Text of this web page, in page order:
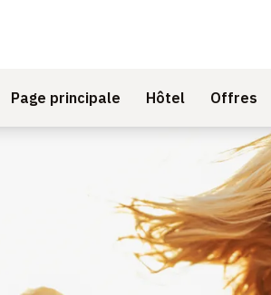
Page principale Hôtel Offres